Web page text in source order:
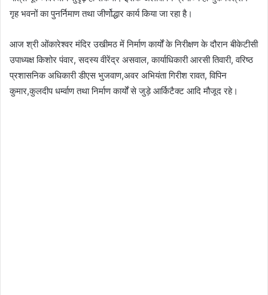
गृह भवनों का पुनर्निमाण तथा जीर्णोद्धार कार्य किया जा रहा है।
आज श्री ओंकारेश्वर मंदिर उखीमठ में निर्माण कार्यों के निरीक्षण के दौरान बीकेटीसी
उपाध्यक्ष किशोर पंवार, सदस्य वीरेंद्र असवाल, कार्याधिकारी आरसी तिवारी, वरिष्ठ
प्रशासनिक अधिकारी डीएस भुजवाण,अवर अभियंता गिरीश रावत, विपिन
कुमार,कुलदीप धर्म्वाण तथा निर्माण कार्यों से जुड़े आर्किटैक्ट आदि मौजूद रहे।